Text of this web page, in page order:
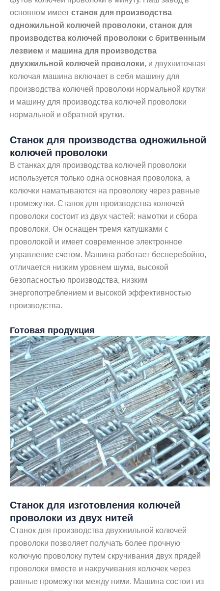
основном имеет станок для производства
одножильной колючей проволоки, станок для
производства колючей проволоки с бритвенным
лезвием и машина для производства
двухжильной колючей проволоки, и двухниточная
колючая машина включает в себя машину для
производства колючей проволоки нормальной крутки
и машину для производства колючей проволоки
нормальной и обратной крутки.
Станок для производства одножильной
колючей проволоки
В станках для производства колючей проволоки
используется только одна основная проволока, а
колючки наматываются на проволоку через равные
промежутки. Станок для производства колючей
проволоки состоит из двух частей: намотки и сбора
проволоки. Он оснащен тремя катушками с
проволокой и имеет современное электронное
управление счетом. Машина работает бесперебойно,
отличается низким уровнем шума, высокой
безопасностью производства, низким
энергопотреблением и высокой эффективностью
производства.
Готовая продукция
Станок для изготовления колючей
проволоки из двух нитей
Станок для производства двухжильной колючей
проволоки позволяет получать более прочную
колючую проволоку путем скручивания двух прядей
проволоки вместе и накручивания колючек через
равные промежутки между ними. Машина состоит из